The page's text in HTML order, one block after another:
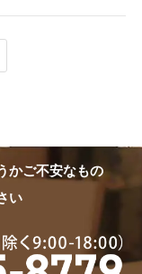
かご不安なもの
い